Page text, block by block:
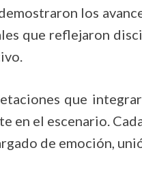
los
que reflejaron
que
el escenario.
de emoción,